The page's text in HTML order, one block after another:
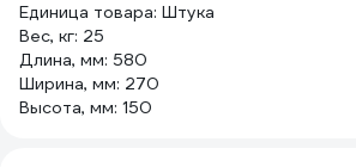
Единица товара: Штука
Вес, кг: 25
Длина, мм: 580
Ширина, мм: 270
Высота, мм: 150